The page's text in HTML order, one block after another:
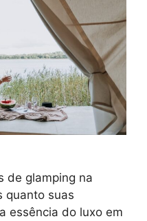
de glamping na
quanto suas
essência do luxo em